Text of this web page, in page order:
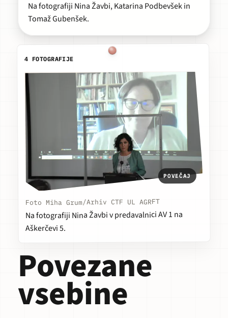
Na fotografiji Nina Žavbi, Katarina Podbevšek in
Tomaž Gubenšek.
4 FOTOGRAFIJE
POVEČAJ
Foto Miha Grum/Arhiv CTF UL AGRFT
Na fotografiji Nina Žavbi v predavalnici AV 1 na
Aškerčevi 5.
Povezane
vsebine